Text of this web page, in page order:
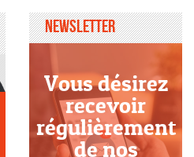
Newsletter
Vous désirez
recevoir
régulièrement
de nos